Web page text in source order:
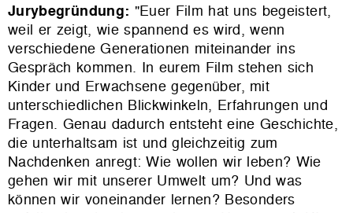
Jurybegründung: "Euer Film hat uns begeistert,
weil er zeigt, wie spannend es wird, wenn
verschiedene Generationen miteinander ins
Gespräch kommen. In eurem Film stehen sich
Kinder und Erwachsene gegenüber, mit
unterschiedlichen Blickwinkeln, Erfahrungen und
Fragen. Genau dadurch entsteht eine Geschichte,
die unterhaltsam ist und gleichzeitig zum
Nachdenken anregt: Wie wollen wir leben? Wie
gehen wir mit unserer Umwelt um? Und was
können wir voneinander lernen? Besonders